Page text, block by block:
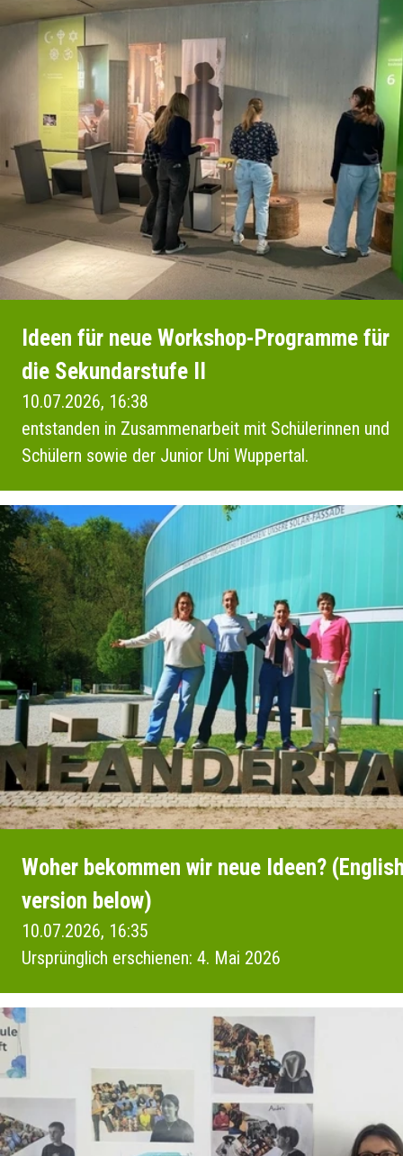
Ideen für neue Workshop-Programme für
die Sekundarstufe II
10.07.2026, 16:38
entstanden in Zusammenarbeit mit Schülerinnen und
Schülern sowie der Junior Uni Wuppertal.
Woher bekommen wir neue Ideen?
version below)
10.07.2026, 16:35
Ursprünglich erschienen: 4. Mai 2026